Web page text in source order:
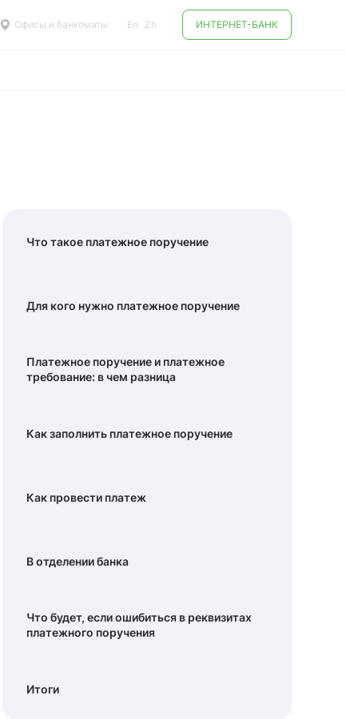
Офисы и банкоматы En Zh ИНТЕРНЕТ-БАНК
Что такое платежное поручение
Для кого нужно платежное поручение
Платежное поручение и платежное
требование: в чем разница
Как заполнить платежное поручение
Как провести платеж
В отделении банка
Что будет, если ошибиться в реквизитах
платежного поручения
Итоги